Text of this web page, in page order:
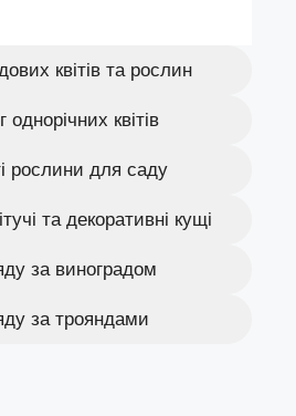
квітів та рослин
однорічних квітів
рослини для саду
та декоративні кущі
за виноградом
за трояндами